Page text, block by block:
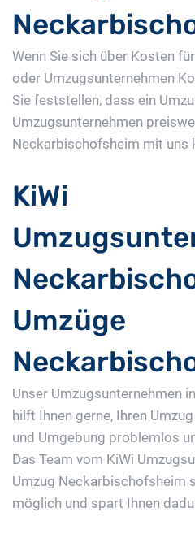
Wenn Sie sich über Kosten
oder Umzugsunternehmen
Sie feststellen, dass ein
Umzugsunternehmen
Neckarbischofsheim mit uns
KiWi
Umzüge
Unser Umzugsunternehmen
hilft Ihnen gerne, Ihren
und Umgebung problemlos
Das Team vom KiWi
Umzug Neckarbischofsheim
möglich und spart Ihnen